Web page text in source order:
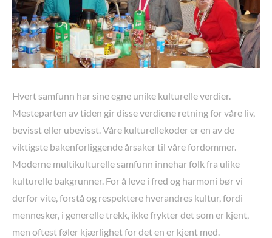
Hvert samfunn har sine egne unike kulturelle verdier.
Mesteparten av tiden gir disse verdiene retning for våre liv,
bevisst eller ubevisst. Våre kulturellekoder er en av de
viktigste bakenforliggende årsaker til våre fordommer.
Moderne multikulturelle samfunn innehar folk fra ulike
kulturelle bakgrunner. For å leve i fred og harmoni bør vi
derfor vite, forstå og respektere hverandres kultur, fordi
mennesker, i generelle trekk, ikke frykter det som er kjent,
men oftest føler kjærlighet for det en er kjent med.